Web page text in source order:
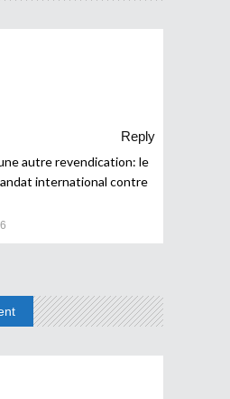
Reply
autre revendication: le
international contre